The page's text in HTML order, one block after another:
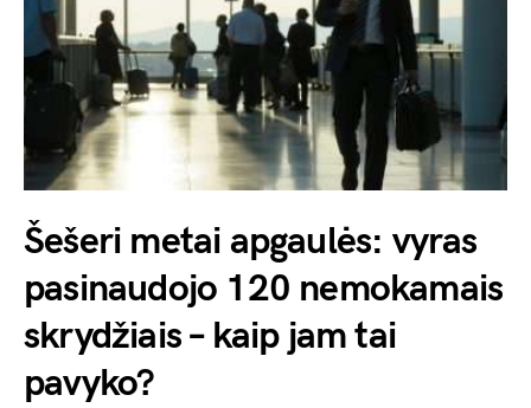
Šešeri metai apgaulės: vyras
pasinaudojo 120 nemokamais
skrydžiais – kaip jam tai
pavyko?